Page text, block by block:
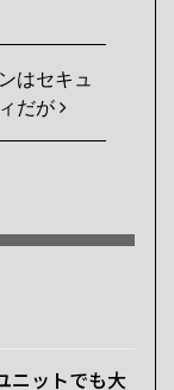
はセキュ
だが
ニットでも大